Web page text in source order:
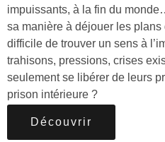
impuissants, à la fin du
sa manière à déjouer les
difficile de trouver un sens à
trahisons, pressions, crises
seulement se libérer de leurs
prison intérieure ?
Découvrir